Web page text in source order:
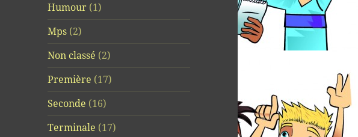
Humour (1)
Mps (2)
Non classé (2)
Première (17)
Seconde (16)
Terminale (17)